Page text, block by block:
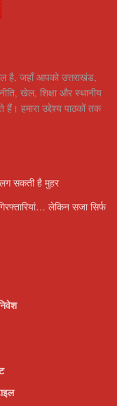
है, जहाँ आपको उत्तराखंड,
खेल, शिक्षा और स्थानीय
हमारा उद्देश्य पाठकों तक
सकती है मुहर
लेकिन सजा सिर्फ